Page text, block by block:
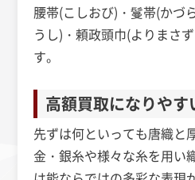
腰帯(こしおび)・鬘帯(かづ
うし)・頼政頭巾(よりまさ
す。
高額買取になりやす
先ずは何といっても唐織と
金・銀糸や様々な糸を用い